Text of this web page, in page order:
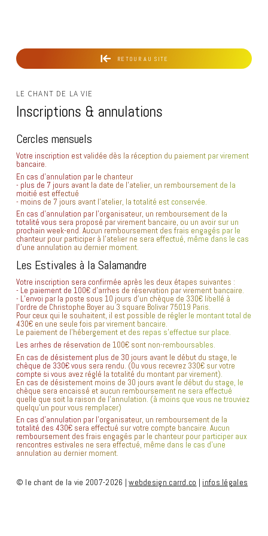
RETOUR AU SITE
LE CHANT DE LA VIE
Inscriptions & annulations
Cercles mensuels
Votre inscription est validée dès la réception du paiement par virement
bancaire.
En cas d'annulation par le chanteur
- plus de 7 jours avant la date de l’atelier, un remboursement de la
moitié est effectué
- moins de 7 jours avant l’atelier, la totalité est conservée.
En cas d’annulation par l’organisateur, un remboursement de la
totalité vous sera proposé par virement bancaire, ou un avoir sur un
prochain week-end. Aucun remboursement des frais engagés par le
chanteur pour participer à l’atelier ne sera effectué, même dans le cas
d’une annulation au dernier moment.
Les Estivales à la Salamandre
Votre inscription sera confirmée après les deux étapes suivantes :
- Le paiement de 100€ d’arrhes de réservation par virement bancaire.
- L’envoi par la poste sous 10 jours d’un chèque de 330€ libellé à
l’ordre de Christophe Boyer au 3 square Bolivar 75019 Paris.
Pour ceux qui le souhaitent, il est possible de régler le montant total de
430€ en une seule fois par virement bancaire.
Le paiement de l’hébergement et des repas s’effectue sur place.
Les arrhes de réservation de 100€ sont non-remboursables.
En cas de désistement plus de 30 jours avant le début du stage, le
chèque de 330€ vous sera rendu. (Ou vous recevrez 330€ sur votre
compte si vous avez réglé la totalité du montant par virement).
En cas de désistement moins de 30 jours avant le début du stage, le
chèque sera encaissé et aucun remboursement ne sera effectué
quelle que soit la raison de l’annulation. (à moins que vous ne trouviez
quelqu’un pour vous remplacer)
En cas d’annulation par l’organisateur, un remboursement de la
totalité des 430€ sera effectué sur votre compte bancaire. Aucun
remboursement des frais engagés par le chanteur pour participer aux
rencontres estivales ne sera effectué, même dans le cas d’une
annulation au dernier moment.
© le chant de la vie 2007-2026 |webdesign carrd.co | infos légales